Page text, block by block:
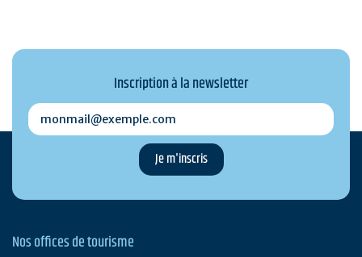
Inscription à la newsletter
monmail@exemple.com
Nos offices de tourisme